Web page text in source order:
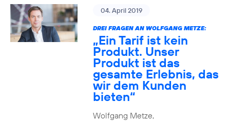
04. April 2019
DREI FRAGEN AN WOLFGANG METZE:
„Ein Tarif ist kein
Produkt. Unser
Produkt ist das
gesamte Erlebnis, das
wir dem Kunden
bieten“
Wolfgang Metze,